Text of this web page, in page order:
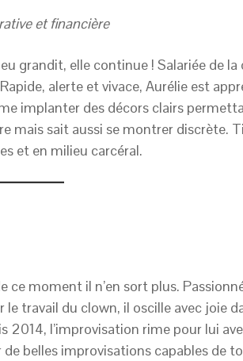
et financière
grandit, elle continue ! Salariée de
alerte et vivace, Aurélie est
implanter des décors clairs
sait aussi se montrer discrète.
et en milieu carcéral.
moment il n’en sort plus.
travail du clown, il oscille avec joie
2014, l’improvisation rime pour lui
belles improvisations capables de